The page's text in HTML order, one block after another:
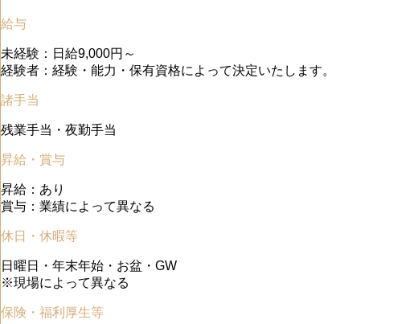
給与
未経験：日給9,000円～
経験者：経験・能力・保有資格によって決定いたします。
諸手当
残業手当・夜勤手当
昇給・賞与
昇給：あり
賞与：業績によって異なる
休日・休暇等
日曜日・年末年始・お盆・GW
※現場によって異なる
保険・福利厚生等